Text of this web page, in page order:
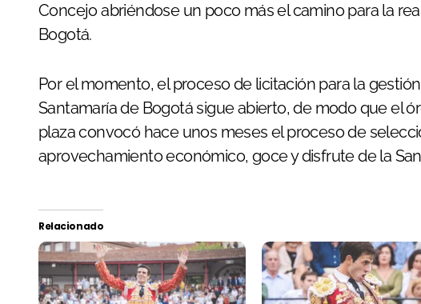
Concejo abriéndose un poco más el camino para la
Bogotá.
Por el momento, el proceso de licitación para la
Santamaría de Bogotá sigue abierto, de modo que el
plaza convocó hace unos meses el proceso de
aprovechamiento económico, goce y disfrute de la
Relacionado